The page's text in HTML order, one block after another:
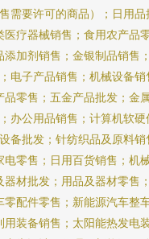
需要许可的商品）；日用
疗器械销售；食用农产品
加剂销售；金银制品销售
电子产品销售；机械设备销
零售；五金产品批发；金
办公用品销售；计算机软
备批发；针纺织品及原料
零售；日用百货销售；机
材批发；用品及器材零售
配件零售；新能源汽车整
装备销售；太阳能热发电